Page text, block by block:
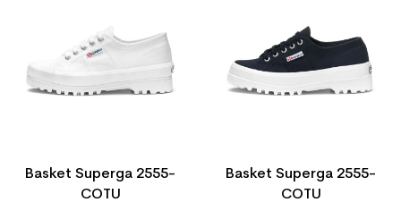
Basket Superga 2555-
COTU
Basket Superga 2555-
COTU